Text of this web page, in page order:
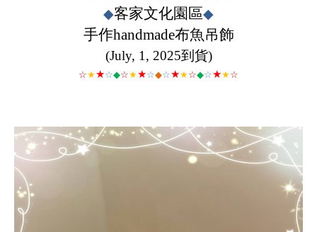
◆客家文化園區◆
手作handmade布魚吊飾
(July, 1, 2025到貨)
☆★★☆◆☆★★☆◆☆★★☆◆☆★★☆